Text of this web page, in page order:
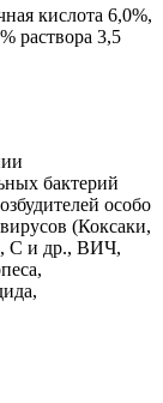
кислота 6,0%,
раствора 3,5
бактерий
особо
(Коксаки,
С и др., ВИЧ,